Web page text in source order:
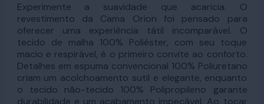
Experimente a suavidade que acaricia. O
revestimento da Cama Orion foi pensado para
oferecer uma experiência tátil incomparável. O
tecido de malha 100% Poliéster, com seu toque
macio e respirável, é o primeiro convite ao conforto.
Detalhes em espuma convencional 100% Poliuretano
criam um acolchoamento sutil e elegante, enquanto
o tecido não-tecido 100% Polipropileno garante
durabilidade e um acabamento impecável. Ao tocar